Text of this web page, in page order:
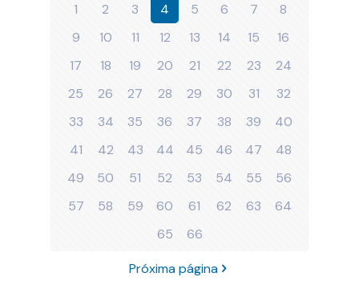
1 2 3 4 5 6 7
8
9
10 11 12 13 14 15
16
17
18 19 20 21 22 23
24
25
26 27 28 29 30 31
32
33
34 35 36 37 38 39
40
41
42 43 44 45 46 47
48
49
50 51 52 53 54 55
56
57
58 59 60 61 62 63
64
65
66
Próxima página